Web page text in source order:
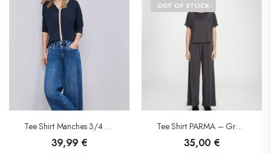
Tee Shirt Manches 3/4 – Street One
39,99 €
OUT OF STOCK
Tee Shirt PARMA – Grace&Mila
35,00 €